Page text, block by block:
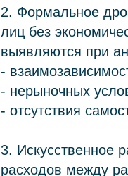
2. Формальное
лиц без
выявляются при
-
- нерыночных
- отсутствия
3. Искусственное
расходов между